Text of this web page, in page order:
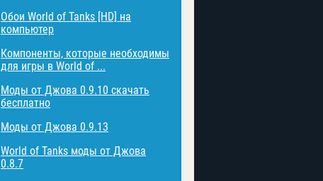
Обои World of Tanks [HD] на
компьютер
Компоненты, которые необходимы
для игры в World of ...
Моды от Джова 0.9.10 скачать
бесплатно
Моды от Джова 0.9.13
World of Tanks моды от Джова
0.8.7